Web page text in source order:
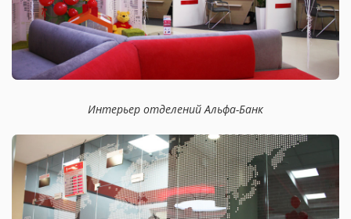
Интерьер отделений Альфа-Банк